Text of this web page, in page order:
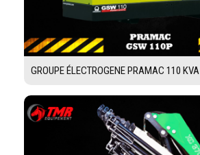
GROUPE ÉLECTROGENE PRAMAC 110 KVA